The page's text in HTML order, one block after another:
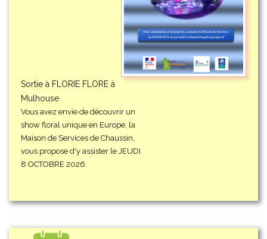
Sortie à FLORIE FLORE à
Mulhouse
Vous avez envie de découvrir un
show floral unique en Europe, la
Maison de Services de Chaussin,
vous propose d'y assister le JEUDI
8 OCTOBRE 2026.